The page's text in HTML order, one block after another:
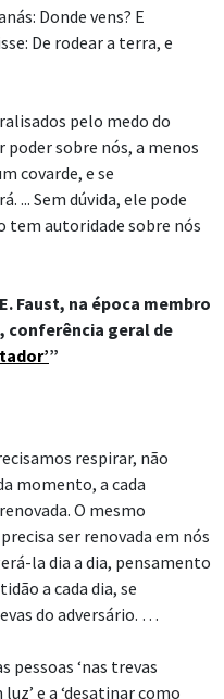
Donde vens? E
De rodear a terra, e
pelo medo do
poder sobre nós, a menos
covarde, e se
... Sem dúvida, ele pode
tem autoridade sobre nós
Faust, na época membro
conferência geral de
”
respirar, não
momento, a cada
O mesmo
ser renovada em nós
la dia a dia, pensamento
a cada dia, se
do adversário. …
pessoas ‘nas trevas
e a ‘desatinar como